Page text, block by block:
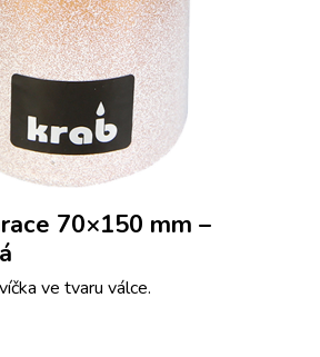
70×150 mm –
ve tvaru válce.